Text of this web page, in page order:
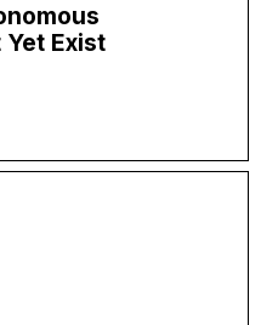
Yet Exist